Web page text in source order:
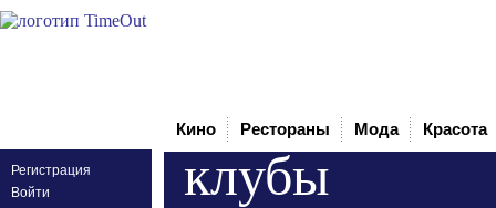
Регистрация
Войти
Кино Рестораны Мода Красота
клубы